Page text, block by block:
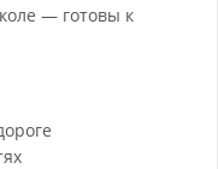
— готовы к